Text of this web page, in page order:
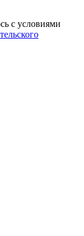
с условиями